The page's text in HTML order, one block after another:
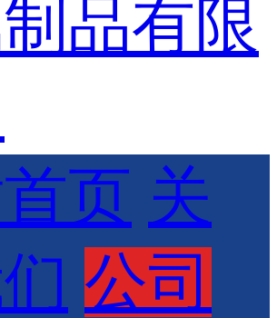
页 关
公司